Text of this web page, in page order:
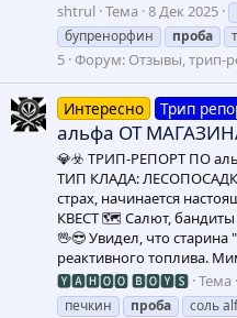
shtrul Тема 8 Дек 2025
бупренорфин
проба
5 Форум: Отзывы, трип-
Интересно Трип
альфа ОТ
💎☣️ ТРИП-РЕПОРТ ПО
ТИП КЛАДА:
страх, начинается
КВЕСТ 🗺️ Салют,
🖖😎 Увидел, что
реактивного топлива.
🆈🅰🅷🅾🅾 🅱🅾🆈🆂 Тема
печкин
проба соль